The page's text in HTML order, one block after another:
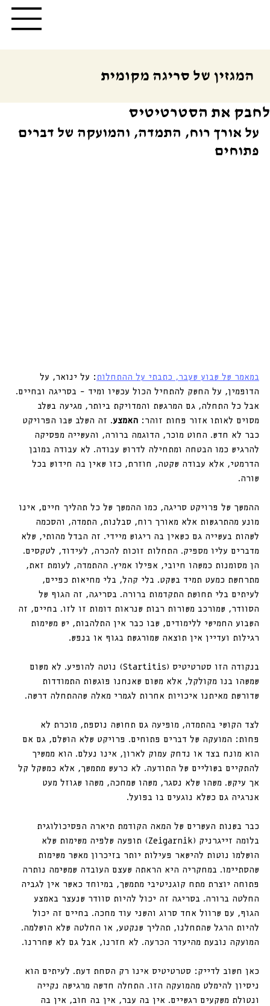
המגזין של סריגה מקומית
לחבק את הסטרטיטיס
על אורך רוח, התמדה, והמועקה של דברים
פתוחים
במאמר של שבוע שעבר, כתבתי על ההתחלות : על ינואר, על
הדופמין, על החשק להתחיל הכול עכשיו ומיד – בסריגה ובחיים.
אבל כל התחלה, גם המרגשת והמדויקת ביותר, מגיעה בשלב
מסוים לאותו אזור פחות זוהר: האמצע. זה השלב שבו הפרויקט
כבר לא חדש. החוט מוכר, הדוגמה ברורה, והעשייה מפסיקה
להרגיש כמו הבטחה ומתחילה לדרוש עבודה. לא עבודה במובן
הדרמטי, אלא עבודה שקטה, חוזרת, כזו שאין בה חידוש בכל
שורה.
ההמשך של פרויקט סריגה, כמו ההמשך של כל תהליך חיים, אינו
מונע מהתרגשות אלא מאורך רוח, סבלנות, התמדה, והסכמה
לשהות בעשייה גם כשאין בה ריגוש מיידי. זה הבדל מהותי, שלא
מדברים עליו מספיק. התחלות זוכות להכרה, לעידוד, לטקסים.
הן מסומנות כמשהו חיובי, אפילו אמיץ. ההתמדה, לעומת זאת,
מתרחשת כמעט תמיד בשקט. בלי קהל, בלי מחיאות כפיים,
לעיתים בלי תחושת התקדמות ברורה. בסריגה, זה הגוף של
הסוודר, שמורכב משורות רבות שנראות דומות זו לזו. בחיים, זה
השבוע החמישי ללימודים, שבו כבר אין התלהבות, יש משימות
רגילות ועדיין אין תוצאה שמורגשת בגוף או בנפש.
בנקודה הזו סטרטיטיס (Startitis) נוטה להופיע. לא משום
שמשהו בנו מקולקל, אלא משום שאנחנו פוגשות התמודדות
שדורשת מאיתנו איכויות אחרות לגמרי מאלה שההתחלה דרשה.
לצד הקושי בהתמדה, מופיעה גם תחושה נוספת, מוכרת לא
פחות: המועקה של דברים פתוחים. פרויקט שלא הושלם, גם אם
הוא מונח בצד או נדחק עמוק לארון, אינו נעלם. הוא ממשיך
להתקיים בשוליים של התודעה. לא כרעש מתמשך, אלא כמשקל קל
אך עיקש. משהו שלא נסגר, משהו שמחכה, משהו שגוזל מעט
אנרגיה גם כשלא נוגעים בו בפועל.
כבר בשנות העשרים של המאה הקודמת תיארה הפסיכולוגית
בלומה זייגרניק (Zeigarnik) תופעה שלפיה משימות שלא
הושלמו נוטות להישאר פעילות יותר בזיכרון מאשר משימות
שהסתיימו. במחקריה היא הראתה שעצם העובדה שמשימה נותרה
פתוחה יוצרת מתח קוגניטיבי מתמשך, במיוחד כאשר אין לגביה
החלטה ברורה. בסריגה זה יכול להיות סוודר שנעצר באמצע
הגוף, עם שרוול אחד סרוג והשני עוד מחכה. בחיים זה יכול
להיות הרגל שהתחלנו, תהליך שנקטע, או החלטה שלא הושלמה.
המועקה נובעת מהיעדר הכרעה. לא חזרנו, אבל גם לא שחררנו.
כאן חשוב לדייק: סטרטיטיס אינו רק הסחת דעת. לעיתים הוא
ניסיון להימלט מהמועקה הזו. התחלה חדשה מרגישה נקייה
ונטולת משקעים רגשיים. אין בה עבר, אין בה חוב, אין בה